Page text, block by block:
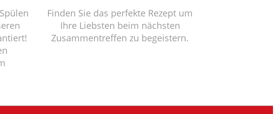
Finden Sie das perfekte Rezept um
Ihre Liebsten beim nächsten
Zusammentreffen zu begeistern.